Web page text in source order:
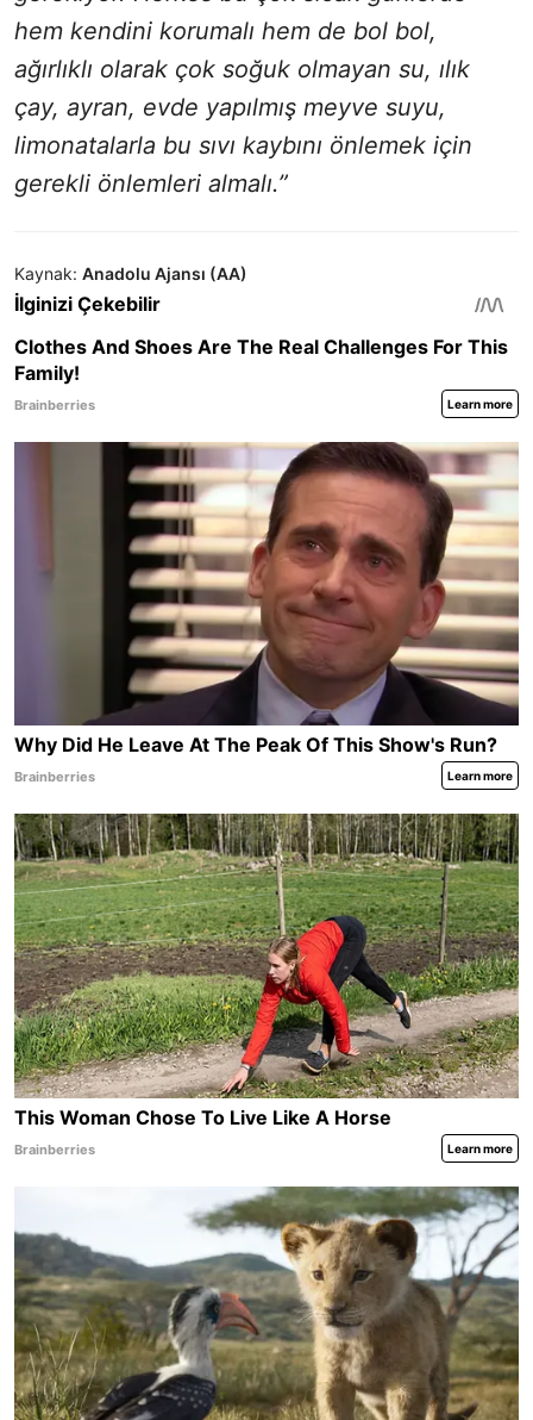
hem kendini korumalı hem de bol bol,
ağırlıklı olarak çok soğuk olmayan su, ılık
çay, ayran, evde yapılmış meyve suyu,
limonatalarla bu sıvı kaybını önlemek için
gerekli önlemleri almalı.”
Kaynak: Anadolu Ajansı (AA)